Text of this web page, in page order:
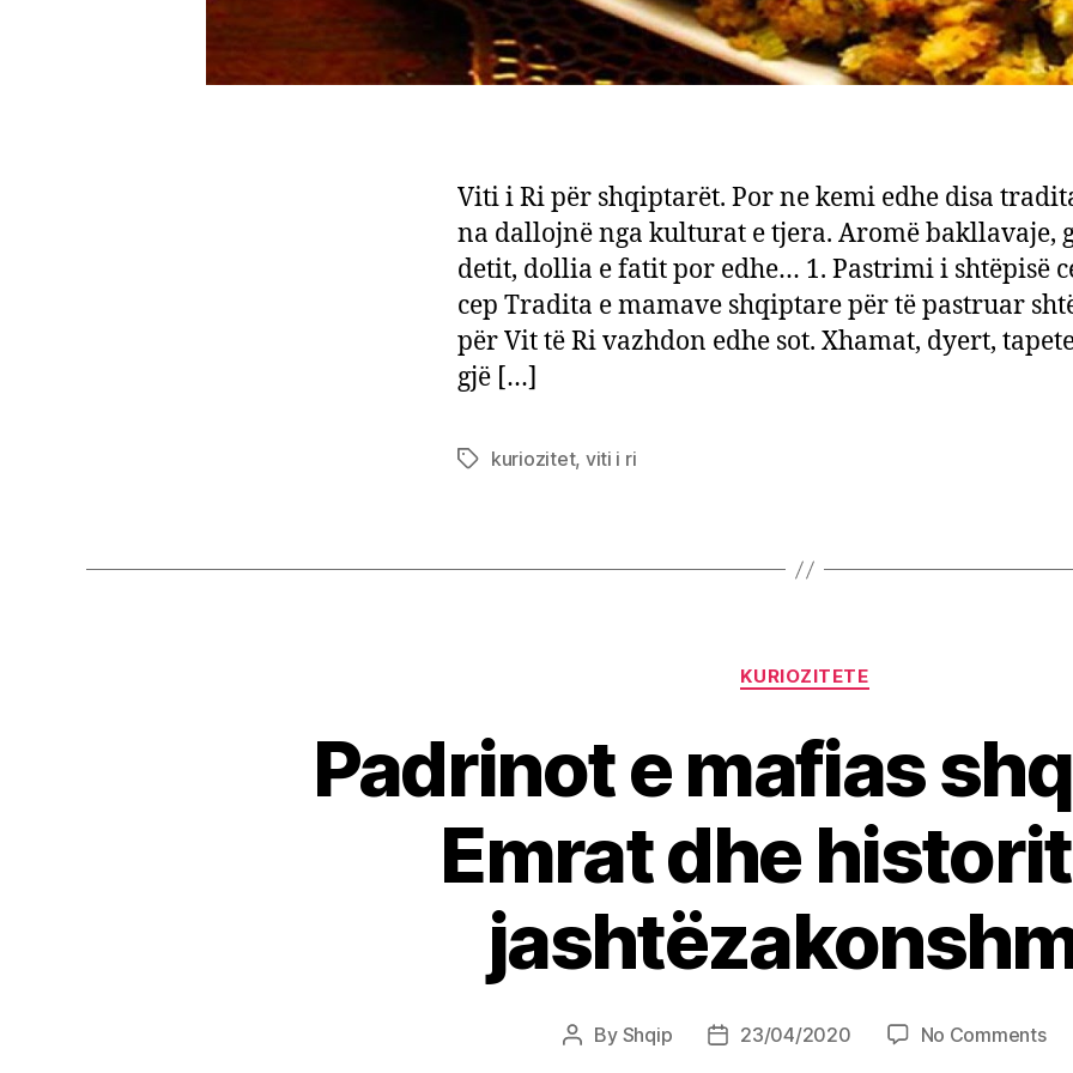
Viti i Ri për shqiptarët. Por ne kemi edhe disa
na dallojnë nga kulturat e tjera. Aromë bakllavaje,
detit, dollia e fatit por edhe… 1. Pastrimi i shtëpisë
cep Tradita e mamave shqiptare për të pastruar
për Vit të Ri vazhdon edhe sot. Xhamat, dyert,
gjë […]
Tagskuriozitet, viti i ri
Categories
KURIOZITETE
Padrinot e mafias
Emrat dhe
Post
By Shqip
Post23/04/2020 No Commentson